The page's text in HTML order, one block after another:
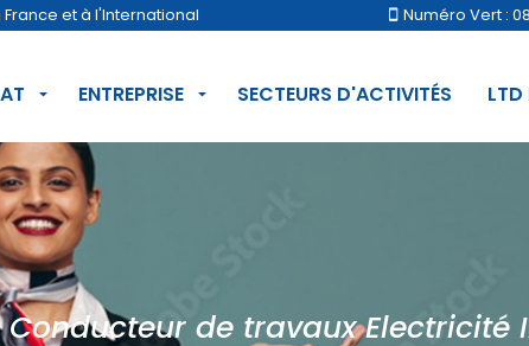
et à l'International Numéro Vert :
ENTREPRISE SECTEURS D'ACTIVITÉS LTD
Conducteur de travaux Electricité